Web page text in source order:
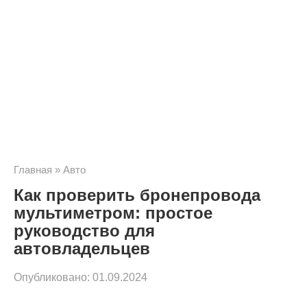
Главная » Авто
Как проверить бронепровода
мультиметром: простое
руководство для
автовладельцев
Опубликовано: 01.09.2024